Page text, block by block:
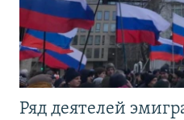
Ряд деятелей